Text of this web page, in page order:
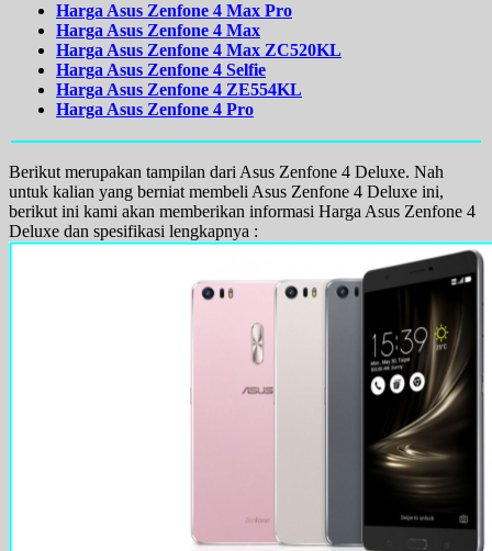
Harga Asus Zenfone 4 Max Pro
Harga Asus Zenfone 4 Max
Harga Asus Zenfone 4 Max ZC520KL
Harga Asus Zenfone 4 Selfie
Harga Asus Zenfone 4 ZE554KL
Harga Asus Zenfone 4 Pro
Berikut merupakan tampilan dari Asus Zenfone 4 Deluxe. Nah
untuk kalian yang berniat membeli Asus Zenfone 4 Deluxe ini,
berikut ini kami akan memberikan informasi Harga Asus Zenfone 4
Deluxe dan spesifikasi lengkapnya :